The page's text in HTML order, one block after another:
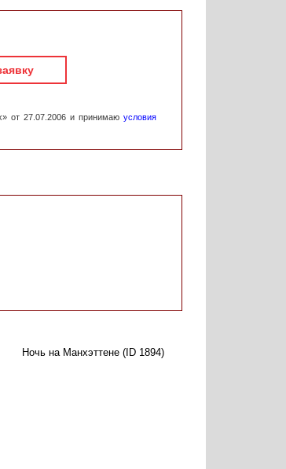
от 27.07.2006 и принимаю условия
Ночь на Манхэттене (ID 1894)